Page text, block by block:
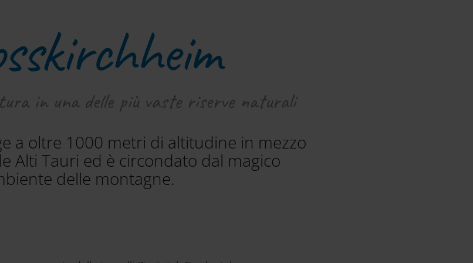
in una delle più vaste riserve naturali
a oltre 1000 metri di altitudine in mezzo
Alti Tauri ed è circondato dal magico
delle montagne.